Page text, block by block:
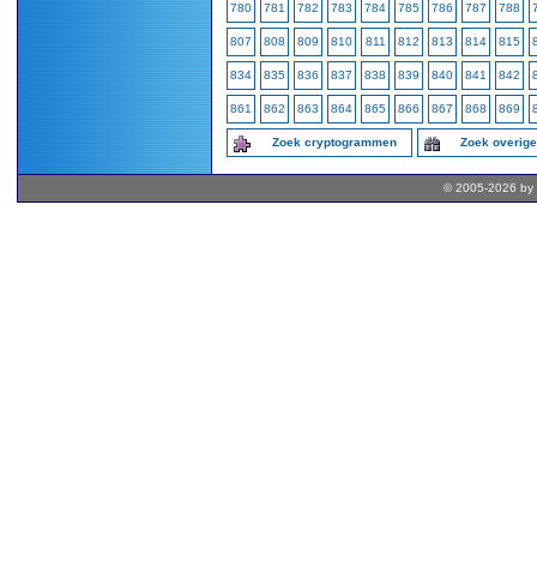
780 781 782 783 784 785 786 787 788
807 808 809 810 811 812 813 814 815
834 835 836 837 838 839 840 841 842
861 862 863 864 865 866 867 868 869
Zoek cryptogrammen Zoek
© 2005-2026 by